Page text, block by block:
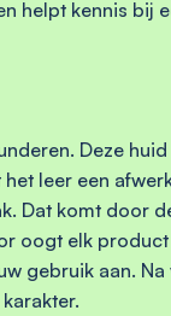
helpt kennis bij
Deze
leer een
Dat komt door
oogt elk
gebruik aan.